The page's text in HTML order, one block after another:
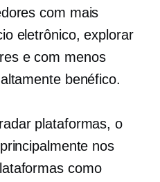
com mais
eletrônico, explorar
e com menos
benéfico.
plataformas, o
nos
como